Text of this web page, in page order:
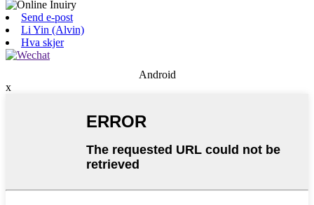
Send e-post
Li Yin (Alvin)
Hva skjer
Android
x